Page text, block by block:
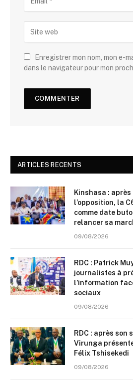
Enregistrer mon nom, mon e-
dans le navigateur pour mon
ARTICLES RECENTS
Kinshasa :
l’opposition, la
comme date
relancer sa
09/08/2026
RDC : Patrick
journalistes à
l’information
sociaux
09/08/2026
RDC : après son
Virunga
Félix Tshisekedi
09/08/2026